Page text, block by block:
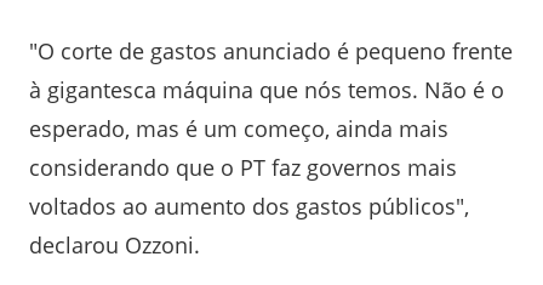
"O corte de gastos anunciado é pequeno frente
à gigantesca máquina que nós temos. Não é o
esperado, mas é um começo, ainda mais
considerando que o PT faz governos mais
voltados ao aumento dos gastos públicos",
declarou Ozzoni.